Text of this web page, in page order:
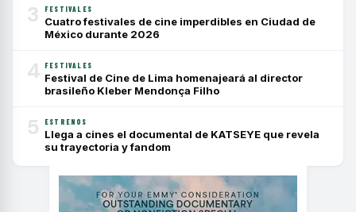
3 FESTIVALES
Cuatro festivales de cine imperdibles en Ciudad de
México durante 2026
4 FESTIVALES
Festival de Cine de Lima homenajeará al director
brasileño Kleber Mendonça Filho
5 ESTRENOS
Llega a cines el documental de KATSEYE que revela
su trayectoria y fandom